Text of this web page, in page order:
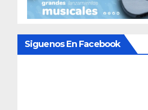
Siguenos En Facebook